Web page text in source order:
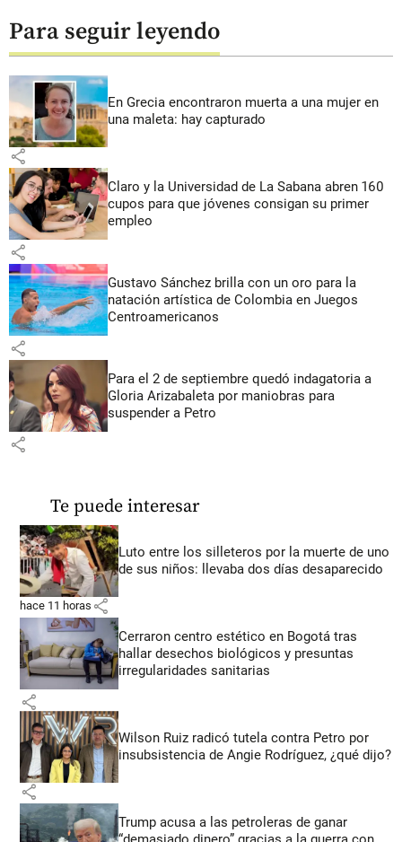
Para seguir leyendo
En Grecia encontraron muerta a una mujer en
una maleta: hay capturado
share
Claro y la Universidad de La Sabana abren 160
cupos para que jóvenes consigan su primer
empleo
share
Gustavo Sánchez brilla con un oro para la
natación artística de Colombia en Juegos
Centroamericanos
share
Para el 2 de septiembre quedó indagatoria a
Gloria Arizabaleta por maniobras para
suspender a Petro
share
Te puede interesar
Luto entre los silleteros por la muerte de uno
de sus niños: llevaba dos días desaparecido
hace 11 horas share
Cerraron centro estético en Bogotá tras
hallar desechos biológicos y presuntas
irregularidades sanitarias
share
Wilson Ruiz radicó tutela contra Petro por
insubsistencia de Angie Rodríguez, ¿qué dijo?
share
Trump acusa a las petroleras de ganar